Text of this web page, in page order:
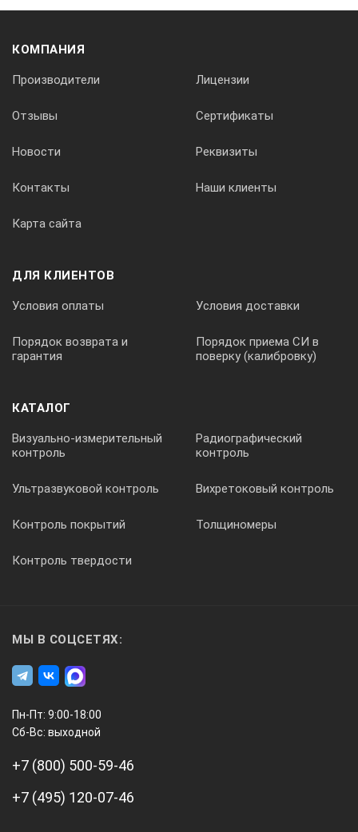
КОМПАНИЯ
Производители Лицензии
Отзывы Сертификаты
Новости Реквизиты
Контакты Наши клиенты
Карта сайта
ДЛЯ КЛИЕНТОВ
Условия оплаты Условия доставки
Порядок возврата и
гарантия
Порядок приема СИ в
поверку (калибровку)
КАТАЛОГ
Визуально-измерительный
контроль
Радиографический
контроль
Ультразвуковой контроль Вихретоковый контроль
Контроль покрытий Толщиномеры
Контроль твердости
МЫ В СОЦСЕТЯХ:
Пн-Пт: 9:00-18:00
Сб-Вс: выходной
+7 (800) 500-59-46
+7 (495) 120-07-46